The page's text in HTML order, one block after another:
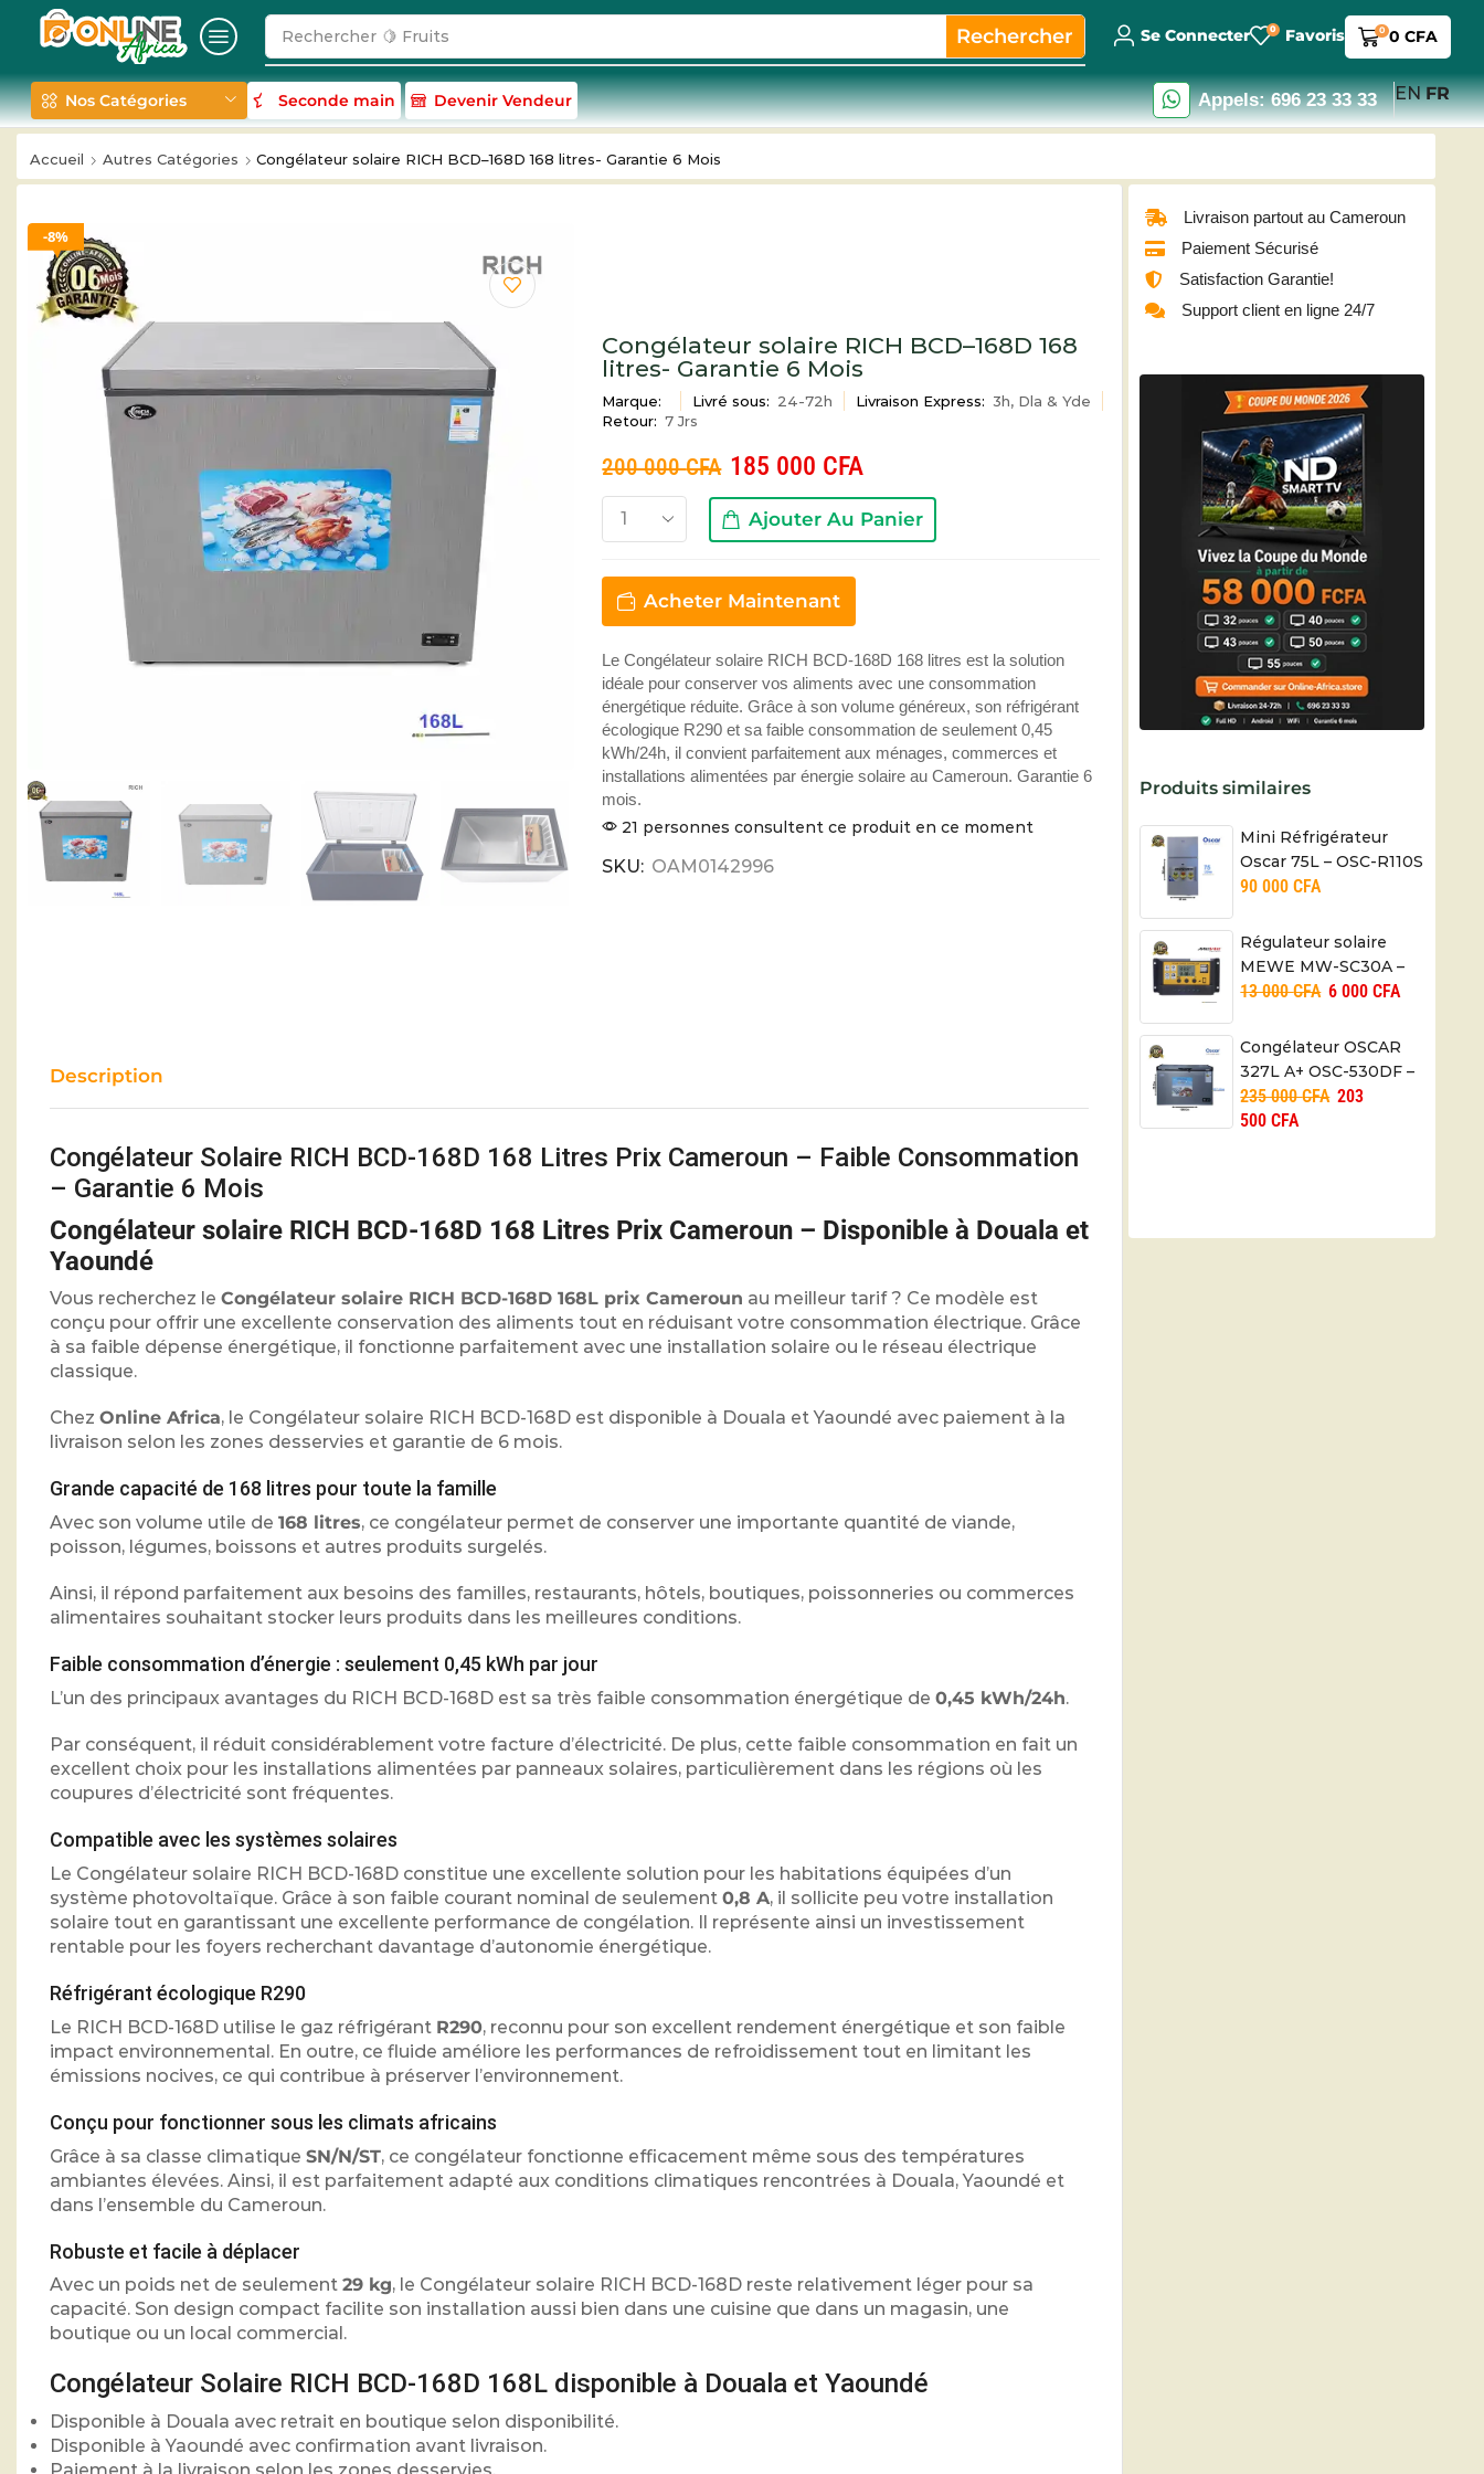
Rechercher 🥛 Milk Rechercher Se Connecter 0 Favoris 0 0 CFA
Nos Catégories Seconde main Devenir Vendeur Appels: 696 23 33 33 EN FR
Accueil Autres Catégories Congélateur solaire RICH BCD–168D 168 litres- Garantie 6 Mois
8%
Congélateur solaire RICH BCD–168D 168
litres- Garantie 6 Mois
Marque: Livré sous: 24-72h Livraison Express: 3h, Dla & Yde
Retour: 7 Jrs
200 000CFA 185 000 CFA
Ajouter Au Panier
Acheter Maintenant
Le Congélateur solaire RICH BCD-168D 168 litres est la solution
idéale pour conserver vos aliments avec une consommation
énergétique réduite. Grâce à son volume généreux, son réfrigérant
écologique R290 et sa faible consommation de seulement 0,45
kWh/24h, il convient parfaitement aux ménages, commerces et
installations alimentées par énergie solaire au Cameroun. Garantie 6
mois.
21 personnes consultent ce produit en ce moment
SKU: OAM0142996
Description
Congélateur Solaire RICH BCD-168D 168 Litres Prix Cameroun – Faible Consommation
– Garantie 6 Mois
Congélateur solaire RICH BCD-168D 168 Litres Prix Cameroun – Disponible à Douala et
Yaoundé
Vous recherchez le Congélateur solaire RICH BCD-168D 168L prix Cameroun au meilleur tarif ? Ce modèle est
conçu pour offrir une excellente conservation des aliments tout en réduisant votre consommation électrique. Grâce
à sa faible dépense énergétique, il fonctionne parfaitement avec une installation solaire ou le réseau électrique
classique.
Chez Online Africa, le Congélateur solaire RICH BCD-168D est disponible à Douala et Yaoundé avec paiement à la
livraison selon les zones desservies et garantie de 6 mois.
Grande capacité de 168 litres pour toute la famille
Avec son volume utile de 168 litres, ce congélateur permet de conserver une importante quantité de viande,
poisson, légumes, boissons et autres produits surgelés.
Ainsi, il répond parfaitement aux besoins des familles, restaurants, hôtels, boutiques, poissonneries ou commerces
alimentaires souhaitant stocker leurs produits dans les meilleures conditions.
Faible consommation d’énergie : seulement 0,45 kWh par jour
L’un des principaux avantages du RICH BCD-168D est sa très faible consommation énergétique de 0,45 kWh/24h.
Par conséquent, il réduit considérablement votre facture d’électricité. De plus, cette faible consommation en fait un
excellent choix pour les installations alimentées par panneaux solaires, particulièrement dans les régions où les
coupures d’électricité sont fréquentes.
Compatible avec les systèmes solaires
Le Congélateur solaire RICH BCD-168D constitue une excellente solution pour les habitations équipées d’un
système photovoltaïque. Grâce à son faible courant nominal de seulement 0,8 A, il sollicite peu votre installation
solaire tout en garantissant une excellente performance de congélation. Il représente ainsi un investissement
rentable pour les foyers recherchant davantage d’autonomie énergétique.
Réfrigérant écologique R290
Le RICH BCD-168D utilise le gaz réfrigérant R290, reconnu pour son excellent rendement énergétique et son faible
impact environnemental. En outre, ce fluide améliore les performances de refroidissement tout en limitant les
émissions nocives, ce qui contribue à préserver l’environnement.
Conçu pour fonctionner sous les climats africains
Grâce à sa classe climatique SN/N/ST, ce congélateur fonctionne efficacement même sous des températures
ambiantes élevées. Ainsi, il est parfaitement adapté aux conditions climatiques rencontrées à Douala, Yaoundé et
dans l’ensemble du Cameroun.
Robuste et facile à déplacer
Avec un poids net de seulement 29 kg, le Congélateur solaire RICH BCD-168D reste relativement léger pour sa
capacité. Son design compact facilite son installation aussi bien dans une cuisine que dans un magasin, une
boutique ou un local commercial.
Congélateur Solaire RICH BCD-168D 168L disponible à Douala et Yaoundé
Disponible à Douala avec retrait en boutique selon disponibilité.
Disponible à Yaoundé avec confirmation avant livraison.
Livraison partout au Cameroun
Paiement Sécurisé
Satisfaction Garantie!
Support client en ligne 24/7
Produits similaires
Mini Réfrigérateur
Oscar 75L – OSC-R110S
– (A+) – 06 mois
90 000CFA
Régulateur solaire
MEWE MW-SC30A –
30A – 2 ports USB –
13 000CFA 6 000CFA
Congélateur OSCAR
327L A+ OSC-530DF –
06mois
235 000CFA 203
500CFA